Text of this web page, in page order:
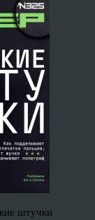
штучки